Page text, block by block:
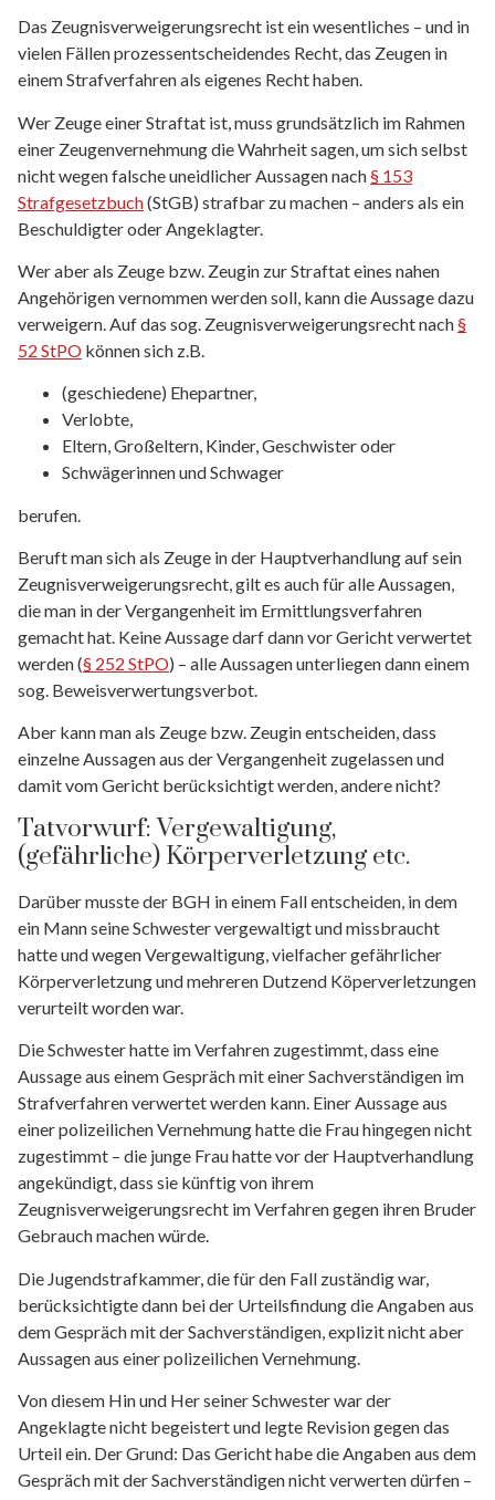
Das Zeugnisverweigerungsrecht ist ein wesentliches – und in
vielen Fällen prozessentscheidendes Recht, das Zeugen in
einem Strafverfahren als eigenes Recht haben.
Wer Zeuge einer Straftat ist, muss grundsätzlich im Rahmen
einer Zeugenvernehmung die Wahrheit sagen, um sich selbst
nicht wegen falsche uneidlicher Aussagen nach§ 153
Strafgesetzbuch(StGB) strafbar zu machen – anders als ein
Beschuldigter oder Angeklagter.
Wer aber als Zeuge bzw. Zeugin zur Straftat eines nahen
Angehörigen vernommen werden soll, kann die Aussage dazu
verweigern. Auf das sog. Zeugnisverweigerungsrecht nach§
52 StPO können sich z.B.
(geschiedene) Ehepartner,
Verlobte,
Eltern, Großeltern, Kinder, Geschwister oder
Schwägerinnen und Schwager
berufen.
Beruft man sich als Zeuge in der Hauptverhandlung auf sein
Zeugnisverweigerungsrecht, gilt es auch für alle Aussagen,
die man in der Vergangenheit im Ermittlungsverfahren
gemacht hat. Keine Aussage darf dann vor Gericht verwertet
werden (§ 252 StPO) – alle Aussagen unterliegen dann einem
sog. Beweisverwertungsverbot.
Aber kann man als Zeuge bzw. Zeugin entscheiden, dass
einzelne Aussagen aus der Vergangenheit zugelassen und
damit vom Gericht berücksichtigt werden, andere nicht?
Tatvorwurf: Vergewaltigung,
(gefährliche) Körperverletzung etc.
Darüber musste der BGH in einem Fall entscheiden, in dem
ein Mann seine Schwester vergewaltigt und missbraucht
hatte und wegen Vergewaltigung, vielfacher gefährlicher
Körperverletzung und mehreren Dutzend Köperverletzungen
verurteilt worden war.
Die Schwester hatte im Verfahren zugestimmt, dass eine
Aussage aus einem Gespräch mit einer Sachverständigen im
Strafverfahren verwertet werden kann. Einer Aussage aus
einer polizeilichen Vernehmung hatte die Frau hingegen nicht
zugestimmt – die junge Frau hatte vor der Hauptverhandlung
angekündigt, dass sie künftig von ihrem
Zeugnisverweigerungsrecht im Verfahren gegen ihren Bruder
Gebrauch machen würde.
Die Jugendstrafkammer, die für den Fall zuständig war,
berücksichtigte dann bei der Urteilsfindung die Angaben aus
dem Gespräch mit der Sachverständigen, explizit nicht aber
Aussagen aus einer polizeilichen Vernehmung.
Von diesem Hin und Her seiner Schwester war der
Angeklagte nicht begeistert und legte Revision gegen das
Urteil ein. Der Grund: Das Gericht habe die Angaben aus dem
Gespräch mit der Sachverständigen nicht verwerten dürfen –